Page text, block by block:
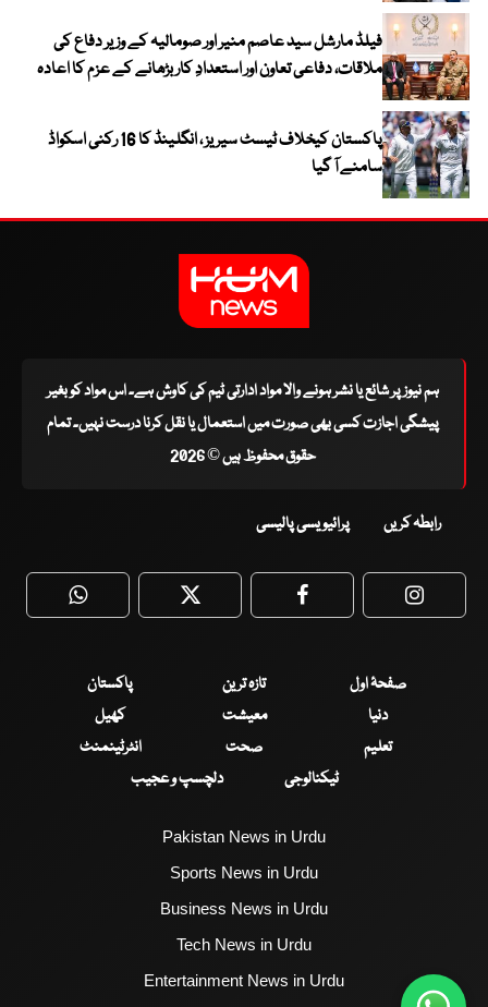
فیلڈ مارشل سید عاصم منیر اور صومالیہ کے وزیر دفاع کی
ملاقات، دفاعی تعاون اور استعدادِ کار بڑھانے کے عزم کا اعادہ
پاکستان کیخلاف ٹیسٹ سیریز ، انگلینڈ کا 16 رکنی اسکواڈ
سامنے آ گیا
ہم نیوز پر شائع یا نشر ہونے والا مواد ادارتی ٹیم کی کاوش ہے۔ اس مواد کو بغیر
پیشگی اجازت کسی بھی صورت میں استعمال یا نقل کرنا درست نہیں۔ تمام
حقوق محفوظ ہیں © 2026
رابطہ کریں پرائیویسی پالیسی
WhatsApp Twitter Facebook
صفحۂ اول تازہ ترین
پاکستان
دنیا
معیشت
کھیل
تعلیم
صحت
انٹرٹینمنٹ
ٹیکنالوجی
دلچسپ و عجیب
Pakistan News in Urdu
Sports News in Urdu
Business News in Urdu
Tech News in Urdu
Entertainment News in Urdu